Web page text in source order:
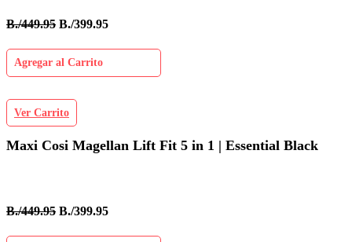
B./449.95 B./399.95
Agregar al Carrito
Ver Carrito
Maxi Cosi Magellan Lift Fit 5 in 1 | Essential Black
B./449.95 B./399.95